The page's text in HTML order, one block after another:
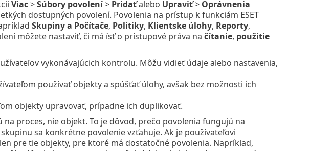
Viac>Súbory povolení> Pridaťalebo Upraviť> Oprávnenia
dostupných povolení. Povolenia na prístup k funkciám ESET
Skupiny a Počítače, Politiky, Klientske úlohy, Reporty,
môžete nastaviť, či má ísť o prístupové práva na čítanie, použitie
vykonávajúcich kontrolu. Môžu vidieť údaje alebo nastavenia,
používať objekty a spúšťať úlohy, avšak bez možnosti ich
objekty upravovať, prípadne ich duplikovať.
proces, nie objekt. To je dôvod, prečo povolenia fungujú na
sa konkrétne povolenie vzťahuje. Ak je používateľovi
pre tie objekty, pre ktoré má dostatočné povolenia. Napríklad,